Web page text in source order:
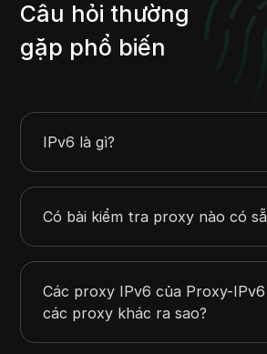
Câu hỏi thường
gặp phổ biến
IPv6 là gì?
Có bài kiểm tra proxy nào có
Các proxy IPv6 của Proxy-
các proxy khác ra sao?